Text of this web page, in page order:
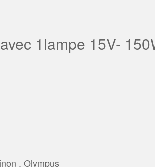
1lampe 15V-
, Olympus